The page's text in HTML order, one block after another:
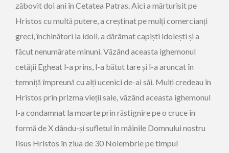
zăbovit doi ani în Cetatea Patras. Aici a mărturisit pe
Hristos cu multă putere, a creștinat pe mulți comercianți
greci, închinători la idoli, a dărâmat capiști idolești și a
făcut nenumărate minuni. Văzând aceasta ighemonul
cetății Egheat l-a prins, l-a bătut tare și l-a aruncat în
temniță împreună cu alți ucenici de-ai săi. Mulți credeau în
Hristos prin prizma vieții sale, văzând aceasta ighemonul
l-a condamnat la moarte prin răstignire pe o cruce în
formă de X dându-și sufletul în mâinile Domnului nostru
Iisus Hristos în ziua de 30 Noiembrie pe timpul